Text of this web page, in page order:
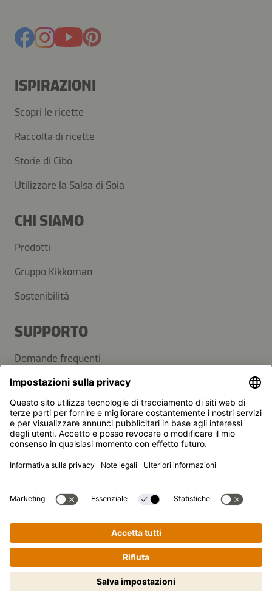
Cucinare passo dopo passo non è
mai stato così semplice! Clicca qui
ISPIRAZIONI
Scopri le ricette
Raccolta di ricette
Storie di Cibo
Utilizzare la Salsa di Soia
CHI SIAMO
Prodotti
Gruppo Kikkoman
Sostenibilità
SUPPORTO
Domande frequenti
Contatti
Newsletter
Kikkoman è un marchio registrato della Kikkoman
Corporation, Giappone.
Theodorstraße 180, 40472 Düsseldorf, Germany
Iscritta al registro del commercio del tribunale
Impostazioni sulla privacy
Note legali
Protezione dei dati